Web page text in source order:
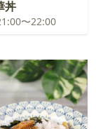
丼
〜22:00